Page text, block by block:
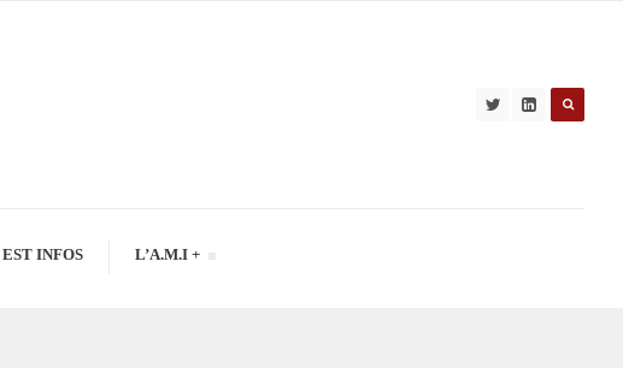
INFOS L’A.M.I +